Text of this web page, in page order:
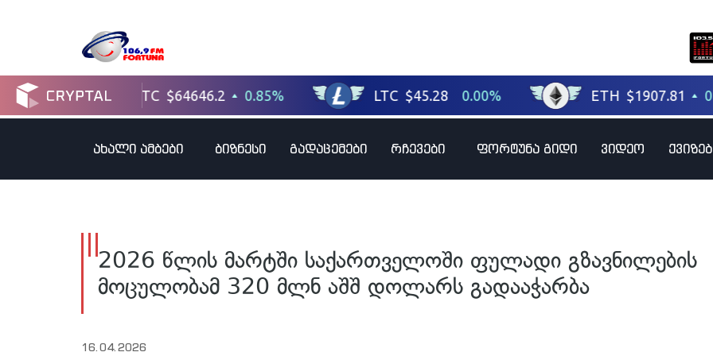
ახალი ამბები ბიზნესი გადაცემები რჩევები ფორტუნა გიდი ვიდეო
2026 წლის მარტში საქართველოში ფულადი გზავნილების
მოცულობამ 320 მლნ აშშ დოლარს გადააჭარბა
16.04.2026